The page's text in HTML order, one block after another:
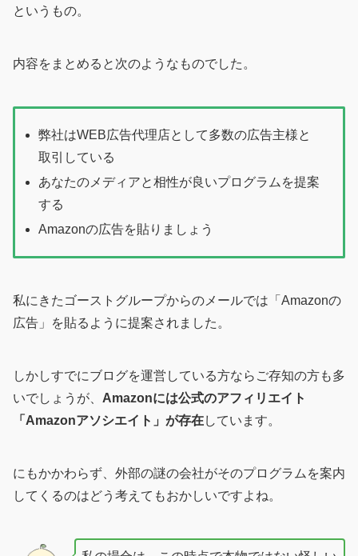
というもの。
内容をまとめると次のようなものでした。
弊社はWEB広告代理店として多数の広告主様と
取引している
あなたのメディアと相性が良いプログラムを提案
する
Amazonの広告を貼りましょう
私にきたゴーストグループからのメールでは「Amazonの
広告」を貼るように提案されました。
しかしすでにブログを運営している方ならご存知の方も多
いでしょうが、 Amazonには公式のアフィリエイト
「Amazonアソシエイト」が存在しています。
にもかかわらず、外部の謎の会社がそのプログラムを案内
してくるのはどう考えてもおかしいですよね。